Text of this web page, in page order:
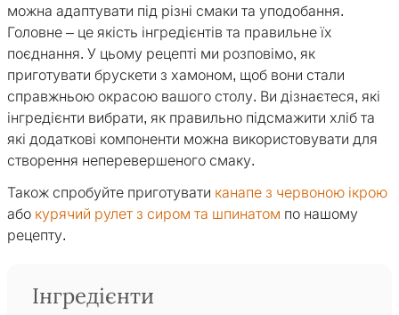
можна адаптувати під різні смаки та уподобання.
Головне – це якість інгредієнтів та правильне їх
поєднання. У цьому рецепті ми розповімо, як
приготувати брускети з хамоном, щоб вони стали
справжньою окрасою вашого столу. Ви дізнаєтеся, які
інгредієнти вибрати, як правильно підсмажити хліб та
які додаткові компоненти можна використовувати для
створення неперевершеного смаку.
Також спробуйте приготувати канапе з червоною ікрою
або курячий рулет з сиром та шпинатом по нашому
рецепту.
Інгредієнти